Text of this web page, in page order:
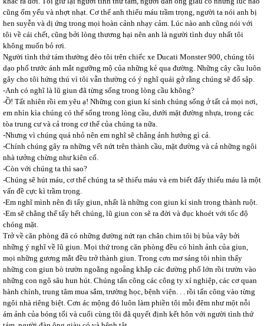
cũng ốm yếu và nhợt nhạt. Cơ thể anh thiếu máu trầm trọng, người ta nói anh bị
hen suyễn và dị ứng trong mọi hoàn cảnh nhạy cảm. Lúc nào anh cũng nói với
tôi về cái chết, cũng bởi lòng thương hại nên anh là người tình duy nhất tôi
không muốn bỏ rơi.
Người tình thứ tám thường đèo tôi trên chiếc xe Ducati Monster 900, chúng tôi
dạo phố trước ánh mắt ngưỡng mộ của những kẻ qua đường. Những cây cầu luôn
gây cho tôi hứng thú vì tôi vẫn thường có ý nghĩ quái gở rằng chúng sẽ đổ sập.
-Anh có nghĩ là lũ giun đã từng sống trong lòng cầu không?
-Ồ! Tất nhiên rồi em yêu ạ! Những con giun kí sinh chúng sống ở tất cả mọi nơi,
em nhìn kìa chúng có thể sống trong lòng cầu, dưới mặt đường nhựa, trong các
tòa trung cư và cả trong cơ thể của chúng ta nữa.
-Nhưng vì chúng quá nhỏ nên em nghĩ sẽ chẳng ảnh hưởng gì cả.
-Chính chúng gây ra những vết nứt trên thành cầu, mặt đường và cả những ngôi
nhà tưởng chừng như kiên cố.
-Còn với chúng ta thì sao?
-Chúng sẽ hút máu, cơ thể chúng ta sẽ thiếu máu và em biết đấy thiếu máu là một
vấn đề cực kì trầm trọng.
-Em nghĩ mình nên đi tẩy giun, nhất là những con giun kí sinh trong thành ruột.
-Em sẽ chẳng thể tẩy hết chúng, lũ giun con sẽ ra đời và đục khoét với tốc độ
chóng mặt.
Trở về căn phòng đã có những đường nứt rạn chân chim tôi bị bủa vây bởi
những ý nghĩ về lũ giun. Mọi thứ trong căn phòng đều có hình ảnh của giun,
mọi những gương mắt đều trở thành giun. Trong cơn mơ sảng tôi nhìn thấy
những con giun bò trườn ngoằng ngoẵng khắp các đường phố lớn rồi trườn vào
những con ngõ sâu hun hút. Chúng tấn công các công ty xí nghiệp, các cơ quan
hành chính, trung tâm mua sắm, trường học, bệnh viện. . . rồi tấn công vào từng
ngôi nhà riêng biệt. Cơn ác mộng đó luôn làm phiền tôi mỗi đêm như một nỗi
ám ảnh của bóng tối và cuối cùng tôi đã quyết định kết hôn với người tình thứ